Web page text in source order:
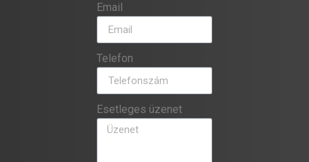
Email
Telefon
Esetleges üzenet